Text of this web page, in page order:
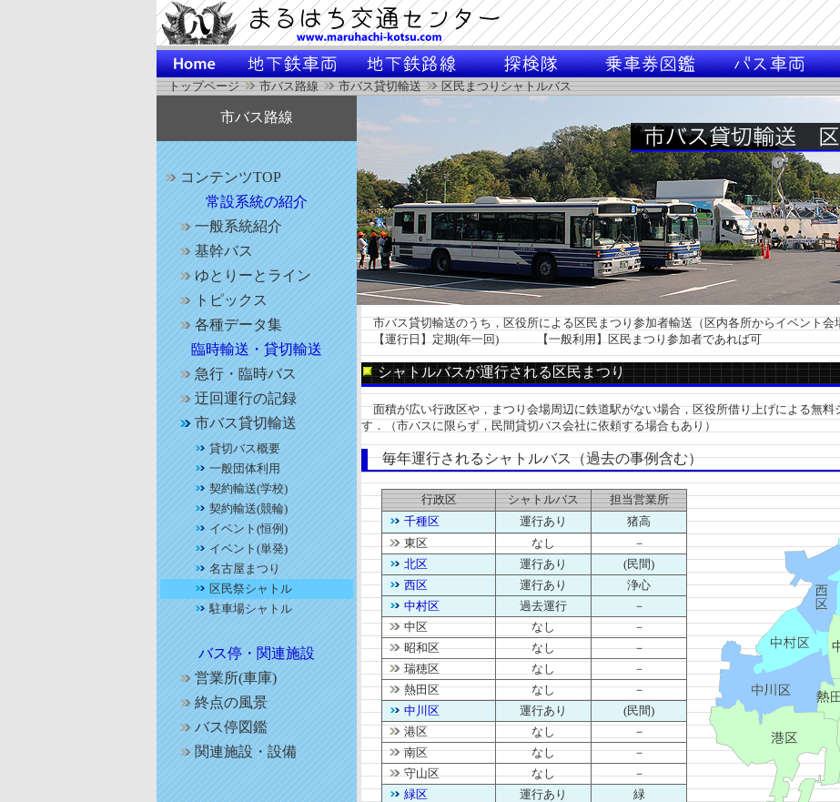
トップページ 市バス路線 市バス貸切輸送 区民まつりシャトルバス
市バス路線
コンテンツTOP
常設系統の紹介
一般系統紹介
基幹バス
ゆとりーとライン
トピックス
各種データ集
臨時輸送・貸切輸送
急行・臨時バス
迂回運行の記録
市バス貸切輸送
貸切バス概要
一般団体利用
契約輸送(学校)
契約輸送(競輪)
イベント(恒例)
イベント(単発)
名古屋まつり
区民祭シャトル
駐車場シャトル
バス停・関連施設
営業所(車庫)
終点の風景
バス停図鑑
関連施設・設備
市バス貸切輸送のうち，区役所による区民まつり参加者輸送（区内各所からイベント会
【運行日】定期(年一回) 【一般利用】区民まつり参加者であれば可
シャトルバスが運行される区民まつり
面積が広い行政区や，まつり会場周辺に鉄道駅がない場合，区役所借り上げによる無料
す．（市バスに限らず，民間貸切バス会社に依頼する場合もあり）
毎年運行されるシャトルバス（過去の事例含む）
行政区 シャトルバス
担当営業所
千種区
運行あり
猪高
東区
なし
－
北区
運行あり
(民間)
西区
運行あり
浄心
中村区
過去運行
－
中区
なし
－
昭和区
なし
－
瑞穂区
なし
－
熱田区
なし
－
中川区
運行あり
(民間)
港区
なし
－
南区
なし
－
守山区
なし
－
緑区
運行あり
緑